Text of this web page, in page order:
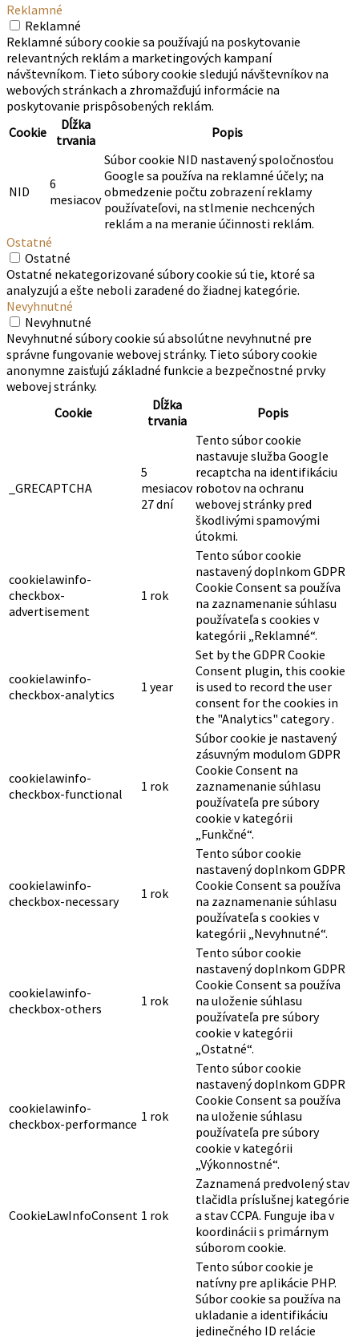
Reklamné
Reklamné
Reklamné súbory cookie sa používajú na poskytovanie
relevantných reklám a marketingových kampaní
návštevníkom. Tieto súbory cookie sledujú návštevníkov na
webových stránkach a zhromažďujú informácie na
poskytovanie prispôsobených reklám.
Cookie
Dĺžka
trvania
Popis
NID
6
mesiacov
Súbor cookie NID nastavený spoločnosťou
Google sa používa na reklamné účely; na
obmedzenie počtu zobrazení reklamy
používateľovi, na stlmenie nechcených
reklám a na meranie účinnosti reklám.
Ostatné
Ostatné
Ostatné nekategorizované súbory cookie sú tie, ktoré sa
analyzujú a ešte neboli zaradené do žiadnej kategórie.
Nevyhnutné
Nevyhnutné
Nevyhnutné súbory cookie sú absolútne nevyhnutné pre
správne fungovanie webovej stránky. Tieto súbory cookie
anonymne zaisťujú základné funkcie a bezpečnostné prvky
webovej stránky.
Cookie
Dĺžka
trvania
Popis
_GRECAPTCHA
5
mesiacov
27 dní
Tento súbor cookie
nastavuje služba Google
recaptcha na identifikáciu
robotov na ochranu
webovej stránky pred
škodlivými spamovými
útokmi.
cookielawinfo-
checkbox-
advertisement
1 rok
Tento súbor cookie
nastavený doplnkom GDPR
Cookie Consent sa používa
na zaznamenanie súhlasu
používateľa s cookies v
kategórii „Reklamné“.
cookielawinfo-
checkbox-analytics
1 year
Set by the GDPR Cookie
Consent plugin, this cookie
is used to record the user
consent for the cookies in
the "Analytics" category .
cookielawinfo-
checkbox-functional
1 rok
Súbor cookie je nastavený
zásuvným modulom GDPR
Cookie Consent na
zaznamenanie súhlasu
používateľa pre súbory
cookie v kategórii
„Funkčné“.
cookielawinfo-
checkbox-necessary
1 rok
Tento súbor cookie
nastavený doplnkom GDPR
Cookie Consent sa používa
na zaznamenanie súhlasu
používateľa s cookies v
kategórii „Nevyhnutné“.
cookielawinfo-
checkbox-others
1 rok
Tento súbor cookie
nastavený doplnkom GDPR
Cookie Consent sa používa
na uloženie súhlasu
používateľa pre súbory
cookie v kategórii
„Ostatné“.
cookielawinfo-
checkbox-performance 1 rok
Tento súbor cookie
nastavený doplnkom GDPR
Cookie Consent sa používa
na uloženie súhlasu
používateľa pre súbory
cookie v kategórii
„Výkonnostné“.
CookieLawInfoConsent 1 rok
Zaznamená predvolený stav
tlačidla príslušnej kategórie
a stav CCPA. Funguje iba v
koordinácii s primárnym
súborom cookie.
Tento súbor cookie je
natívny pre aplikácie PHP.
Súbor cookie sa používa na
ukladanie a identifikáciu
jedinečného ID relácie